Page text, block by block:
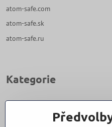
atom-safe.com
atom-safe.sk
atom-safe.ru
Kategorie
Zavoláme Vám zpět